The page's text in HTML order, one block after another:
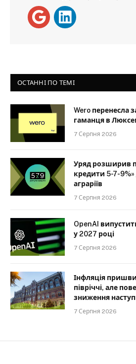
ОСТАННІ ПО ТЕМІ
Wero перенесла
гаманця в
7 Серпня 2026
Уряд розширив
кредити 5-7-
аграріїв
7 Серпня 2026
OpenAI
у 2027 році
7 Серпня 2026
Інфляція
півріччі, але
зниження
7 Серпня 2026